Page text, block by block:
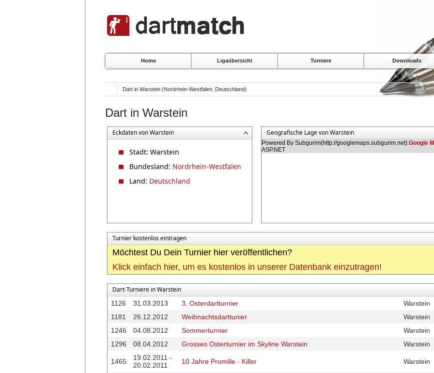
Home Ligaübersicht Turniere Downloads
Dart in Warstein (Nordrhein-Westfalen, Deutschland)
Dart in Warstein
Eckdaten von Warstein
Stadt: Warstein
Bundesland: Nordrhein-Westfalen
Land: Deutschland
Geografische Lage von Warstein
Powered By Subgurim(http://googlemaps.subgurim.net).Google
ASP.NET
Turnier kostenlos eintragen
Möchtest Du Dein Turnier hier veröffentlichen?
Klick einfach hier, um es kostenlos in unserer Datenbank einzutragen!
Dart-Turniere in Warstein
1126 31.03.2013 3. Osterdartturnier
Warstein
1181
26.12.2012 Weihnachtsdarttunier
Warstein
1246
04.08.2012 Sommerturnier
Warstein
1296
08.04.2012 Grosses Osterturnier im Skyline Warstein Warstein
1465
19.02.2011 -
20.02.2011
10 Jahre Promille - Killer Warstein